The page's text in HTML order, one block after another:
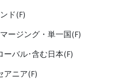
ド(F)
ージング・単一国(F)
ーバル･含む日本(F)
アニア(F)